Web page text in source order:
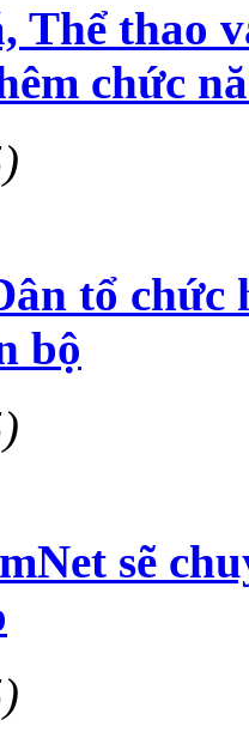
Thể thao
chức
tổ chức
bộ
sẽ